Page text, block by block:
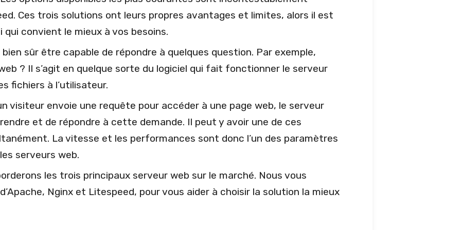
Ces trois solutions ont leurs propres avantages et limites, alors il est
convient le mieux à vos besoins.
sûr être capable de répondre à quelques question. Par exemple,
? Il s’agit en quelque sorte du logiciel qui fait fonctionner le serveur
fichiers à l’utilisateur.
visiteur envoie une requête pour accéder à une page web, le serveur
et de répondre à cette demande. Il peut y avoir une de ces
La vitesse et les performances sont donc l’un des paramètres
serveurs web.
les trois principaux serveur web sur le marché. Nous vous
Nginx et Litespeed, pour vous aider à choisir la solution la mieux